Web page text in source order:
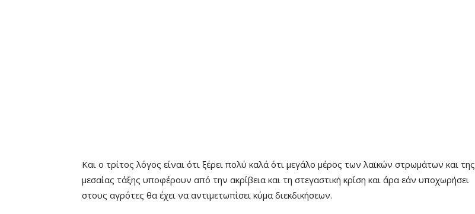
Και ο τρίτος λόγος είναι ότι ξέρει πολύ καλά ότι μεγάλο μέρος των λαϊκών στρωμάτων και της
μεσαίας τάξης υποφέρουν από την ακρίβεια και τη στεγαστική κρίση και άρα εάν υποχωρήσει
στους αγρότες θα έχει να αντιμετωπίσει κύμα διεκδικήσεων.